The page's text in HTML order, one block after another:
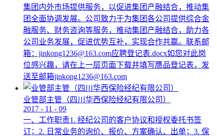
集团内外市场提供服务，以促进集团产融结合，推动集
团全面协调发展。公司致力于为集团各公司提供综合金
融服务、财务咨询等服务，推动集团产融结合，助力各
公司业务发展，促进优势互补，实现合作共赢。联系邮
箱：jinkong1236@163.com应聘登记表.docx如您对此岗
位感兴趣，请在上一层页面下载并填写赝品登记表，发
送至邮箱jinkong1236@163.com
业管部主管（四川华西保险经纪有限公司）
2017 - 11 - 09
一、工作职责1. 经纪公司的客户协议和授权委托书签
订；2. 日常业务的询价、报价、方案确认、出单；3. 保